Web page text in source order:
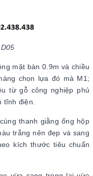
mặt bàn 0.9m và chiều
chọn lựa đó mà M1;
từ gỗ công nghiệp phủ
tĩnh điện.
thanh giằng ống hộp
trắng nên đẹp và sang
kích thước tiêu chuẩn